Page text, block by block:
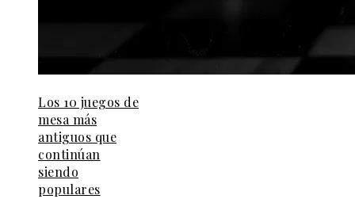
Los 10 juegos de
mesa más
antiguos que
continúan
siendo
populares